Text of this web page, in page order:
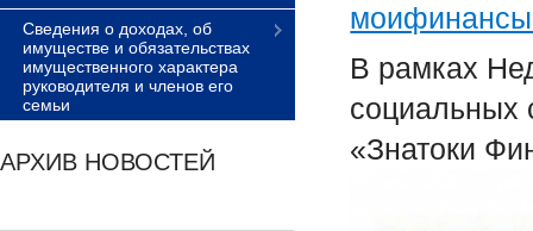
Сведения о доходах, об
имуществе и обязательствах
имущественного характера
руководителя и членов его
семьи
АРХИВ НОВОСТЕЙ
В рамках
социальных
«Знатоки